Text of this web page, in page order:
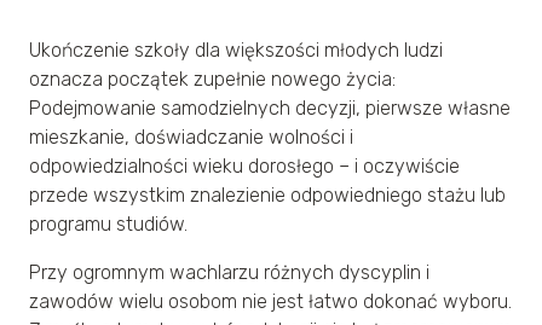
Ukończenie szkoły dla większości młodych ludzi
oznacza początek zupełnie nowego życia:
Podejmowanie samodzielnych decyzji, pierwsze własne
mieszkanie, doświadczanie wolności i
odpowiedzialności wieku dorosłego – i oczywiście
przede wszystkim znalezienie odpowiedniego stażu lub
programu studiów.
Przy ogromnym wachlarzu różnych dyscyplin i
zawodów wielu osobom nie jest łatwo dokonać wyboru.